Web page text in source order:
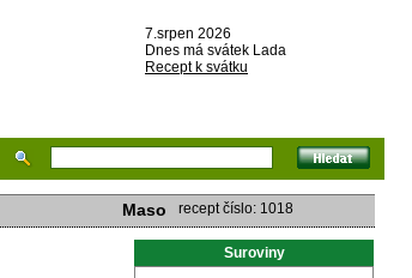
7.srpen 2026
Dnes má svátek Lada
Recept k svátku
Maso recept číslo: 1018
Suroviny